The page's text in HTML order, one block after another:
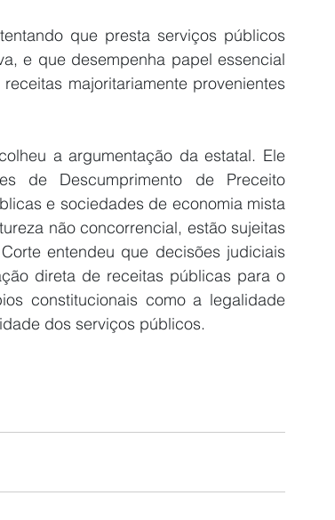
que presta serviços públicos
e que desempenha papel essencial
majoritariamente provenientes
a argumentação da estatal. Ele
de Descumprimento de Preceito
e sociedades de economia mista
não concorrencial, estão sujeitas
entendeu que decisões judiciais
direta de receitas públicas para o
constitucionais como a legalidade
dos serviços públicos.